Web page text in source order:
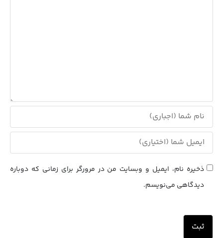
ذخیره نام، ایمیل و وبسایت من در مرورگر برای زمانی که دوباره
دیدگاهی می‌نویسم.